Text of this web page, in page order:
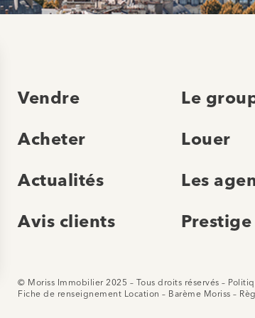
Vendre Le
Acheter Louer
Actualités Les
Avis clients Prestige
© Moriss Immobilier 2025 – Tous droits réservés –
Fiche de renseignement Location – Barème Moriss –